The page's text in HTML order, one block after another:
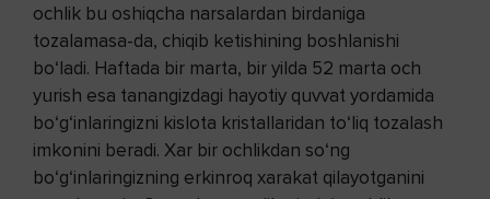
ochlik bu oshiqcha narsalardan birdaniga
tozalamasa-da, chiqib ketishining boshlanishi
bo‘ladi. Haftada bir marta, bir yilda 52 marta och
yurish esa tanangizdagi hayotiy quvvat yordamida
bo‘g‘inlaringizni kislota kristallaridan to‘liq tozalash
imkonini beradi. Xar bir ochlikdan so‘ng
bo‘g‘inlaringizning erkinroq xarakat qilayotganini